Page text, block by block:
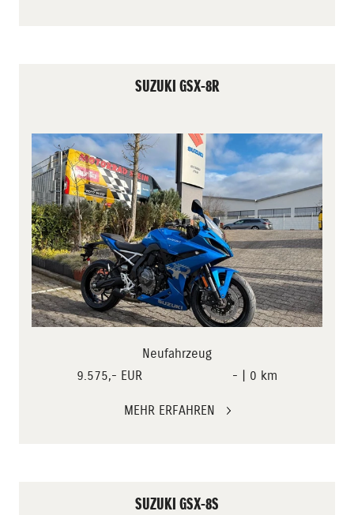
SUZUKI GSX-8R
Neufahrzeug
9.575,- EUR
- | 0 km
MEHR ERFAHREN
SUZUKI GSX-8S